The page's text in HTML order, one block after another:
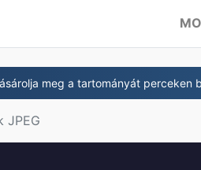
meg a tartományát perceken
JPEG